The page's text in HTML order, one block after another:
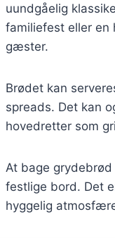
uundgåelig
familiefest eller en
gæster.
Brødet kan
spreads. Det kan
hovedretter som
At bage
festlige bord. Det
hyggelig